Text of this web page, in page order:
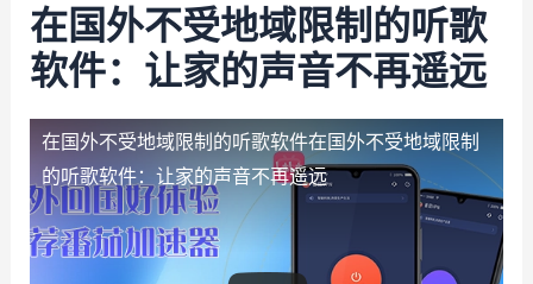
在国外不受地域限制的听歌
软件：让家的声音不再遥远
在国外不受地域限制的听歌软件在国外不受地域限制
的听歌软件：让家的声音不再遥远